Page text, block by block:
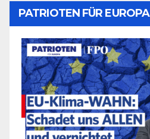
PATRIOTEN FÜR EUROPA